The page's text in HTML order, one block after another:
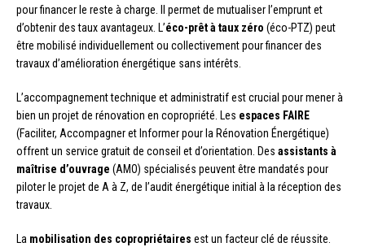
pour financer le reste à charge. Il permet de mutualiser l’emprunt et
d’obtenir des taux avantageux. L’éco-prêt à taux zéro (éco-PTZ) peut
être mobilisé individuellement ou collectivement pour financer des
travaux d’amélioration énergétique sans intérêts.
L’accompagnement technique et administratif est crucial pour mener à
bien un projet de rénovation en copropriété. Les espaces FAIRE
(Faciliter, Accompagner et Informer pour la Rénovation Énergétique)
offrent un service gratuit de conseil et d’orientation. Des assistants à
maîtrise d’ouvrage (AMO) spécialisés peuvent être mandatés pour
piloter le projet de A à Z, de l’audit énergétique initial à la réception des
travaux.
La mobilisation des copropriétaires est un facteur clé de réussite.